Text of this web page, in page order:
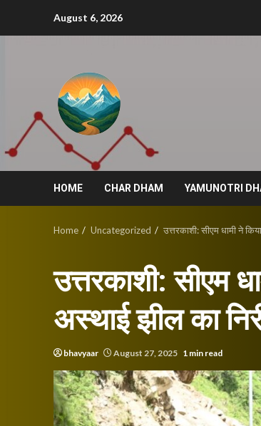
August 6, 2026
HOME CHAR DHAM YAMUNOTRI
Home Uncategorized उत्तरकाशी: सीएम धामी ने
उत्तरकाशी: सीएम
अस्थाई झील का
bhavyaar August 27, 2025 1 min read